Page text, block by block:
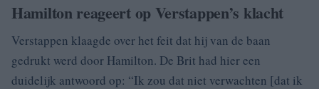
Hamilton reageert op Verstappen’s klacht
Verstappen klaagde over het feit dat hij van de baan
gedrukt werd door Hamilton. De Brit had hier een
duidelijk antwoord op: “Ik zou dat niet verwachten [dat ik